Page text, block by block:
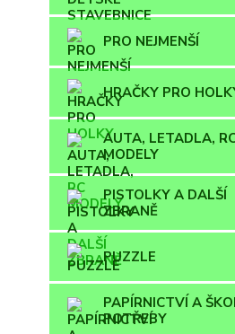
PRO NEJMENŠÍ
HRAČKY PRO
AUTA, LETADLA,
MODELY
PISTOLKY A DALŠÍ
ZBRANĚ
PUZZLE
PAPÍRNICTVÍ A
POTŘEBY